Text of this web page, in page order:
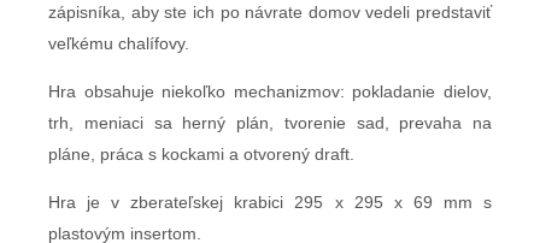
zápisníka, aby ste ich po návrate domov vedeli predstaviť
veľkému chalífovy.
Hra obsahuje niekoľko mechanizmov: pokladanie dielov,
trh, meniaci sa herný plán, tvorenie sad, prevaha na
pláne, práca s kockami a otvorený draft.
Hra je v zberateľskej krabici 295 x 295 x 69 mm s
plastovým insertom.